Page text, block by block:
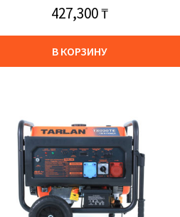
427,300₸
В КОРЗИНУ